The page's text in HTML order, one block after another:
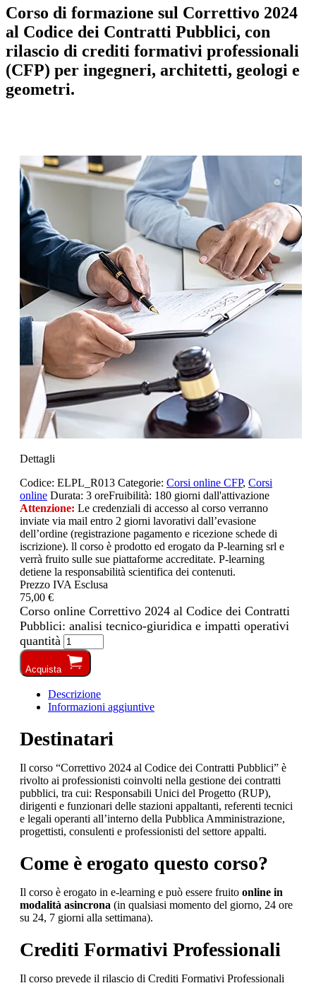
Corso di formazione sul Correttivo 2024
al Codice dei Contratti Pubblici, con
rilascio di crediti formativi professionali
(CFP) per ingegneri, architetti, geologi e
geometri.
Dettagli
Codice: ELPL_R013 Categorie: Corsi online CFP, Corsi
online Durata: 3 oreFruibilità: 180 giorni dall'attivazione
Attenzione: Le credenziali di accesso al corso verranno
inviate via mail entro 2 giorni lavorativi dall’evasione
dell’ordine (registrazione pagamento e ricezione schede di
iscrizione). ll corso è prodotto ed erogato da P-learning srl e
verrà fruito sulle sue piattaforme accreditate. P-learning
detiene la responsabilità scientifica dei contenuti.
Prezzo IVA Esclusa
75,00 €
Corso online Correttivo 2024 al Codice dei Contratti
Pubblici: analisi tecnico-giuridica e impatti operativi
quantità
Acquista
Descrizione
Informazioni aggiuntive
Destinatari
Il corso “Correttivo 2024 al Codice dei Contratti Pubblici” è
rivolto ai professionisti coinvolti nella gestione dei contratti
pubblici, tra cui: Responsabili Unici del Progetto (RUP),
dirigenti e funzionari delle stazioni appaltanti, referenti tecnici
e legali operanti all’interno della Pubblica Amministrazione,
progettisti, consulenti e professionisti del settore appalti.
Come è erogato questo corso?
Il corso è erogato in e-learning e può essere fruito online in
modalità asincrona (in qualsiasi momento del giorno, 24 ore
su 24, 7 giorni alla settimana).
Crediti Formativi Professionali
Il corso prevede il rilascio di Crediti Formativi Professionali